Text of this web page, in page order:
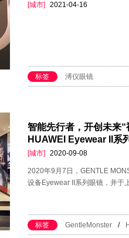
[城市] 2021-04-16
标签 溥仪眼镜
智能先行者，开创未来
HUAWEI Eyewear II系
[城市] 2020-09-08
2020年9月7日，GENTLE
设备Eyewear II系列眼镜，并于
标签 GentleMonster /